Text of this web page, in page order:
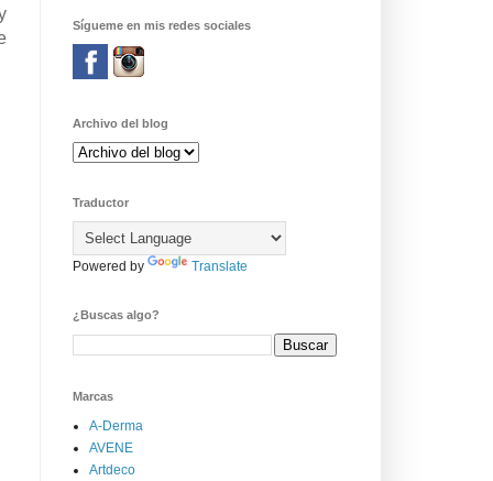
Sígueme en mis redes sociales
Archivo del blog
Traductor
Powered by Translate
¿Buscas algo?
Marcas
A-Derma
AVENE
Artdeco